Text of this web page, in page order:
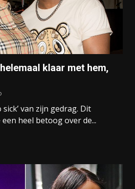
klaar met hem,
sick’ van zijn gedrag. Dit
heel betoog over de...